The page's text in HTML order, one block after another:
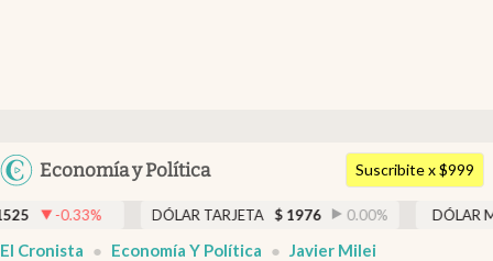
Argentina
Economía y Política
Members
Economía y Política
Finanzas y Mercados
Suscribite x $999
% DÓLAR TARJETA $1976 0.00% DÓLAR MEP $
El Cronista Economía Y Política Javier Milei